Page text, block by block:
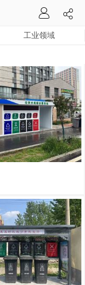
工业领域